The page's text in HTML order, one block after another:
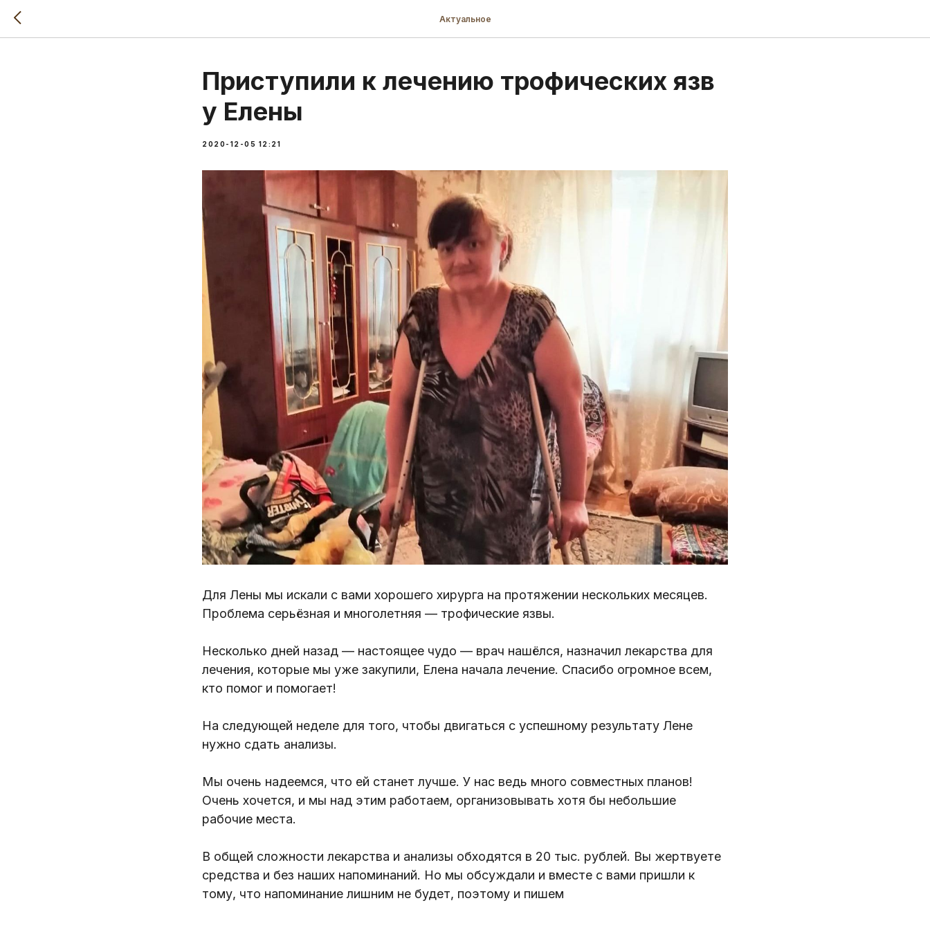
Актуальное
Приступили к лечению трофических язв
у Елены
2020-12-05 12:21
Для Лены мы искали с вами хорошего хирурга на протяжении нескольких месяцев.
Проблема серьёзная и многолетняя — трофические язвы.⠀⠀
Несколько дней назад — настоящее чудо — врач нашёлся, назначил лекарства для
лечения, которые мы уже закупили, Елена начала лечение. Спасибо огромное всем,
кто помог и помогает!⠀
На следующей неделе для того, чтобы двигаться с успешному результату Лене
нужно сдать анализы. ⠀⠀
Мы очень надеемся, что ей станет лучше. У нас ведь много совместных планов!
Очень хочется, и мы над этим работаем, организовывать хотя бы небольшие
рабочие места. ⠀⠀
В общей сложности лекарства и анализы обходятся в 20 тыс. рублей. Вы жертвуете
средства и без наших напоминаний. Но мы обсуждали и вместе с вами пришли к
тому, что напоминание лишним не будет, поэтому и пишем